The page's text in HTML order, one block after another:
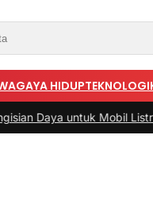
GAYA HIDUPTEKNOLOGI
untuk Mobil Listrik yang